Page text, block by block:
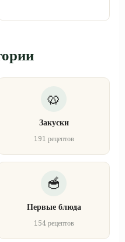
Закуски
191 рецептов
Первые блюда
154 рецептов